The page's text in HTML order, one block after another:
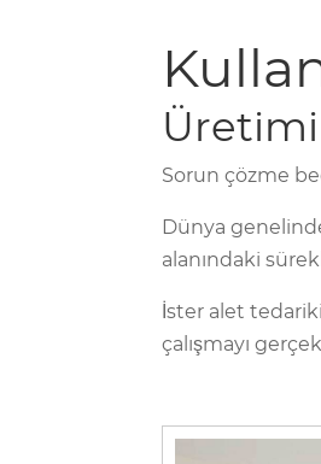
Sorun çözme
Dünya
alanındaki
İster alet
çalışmayı